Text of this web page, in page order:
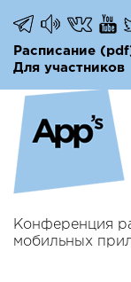
Расписание
Для участников
Конференция
мобильных